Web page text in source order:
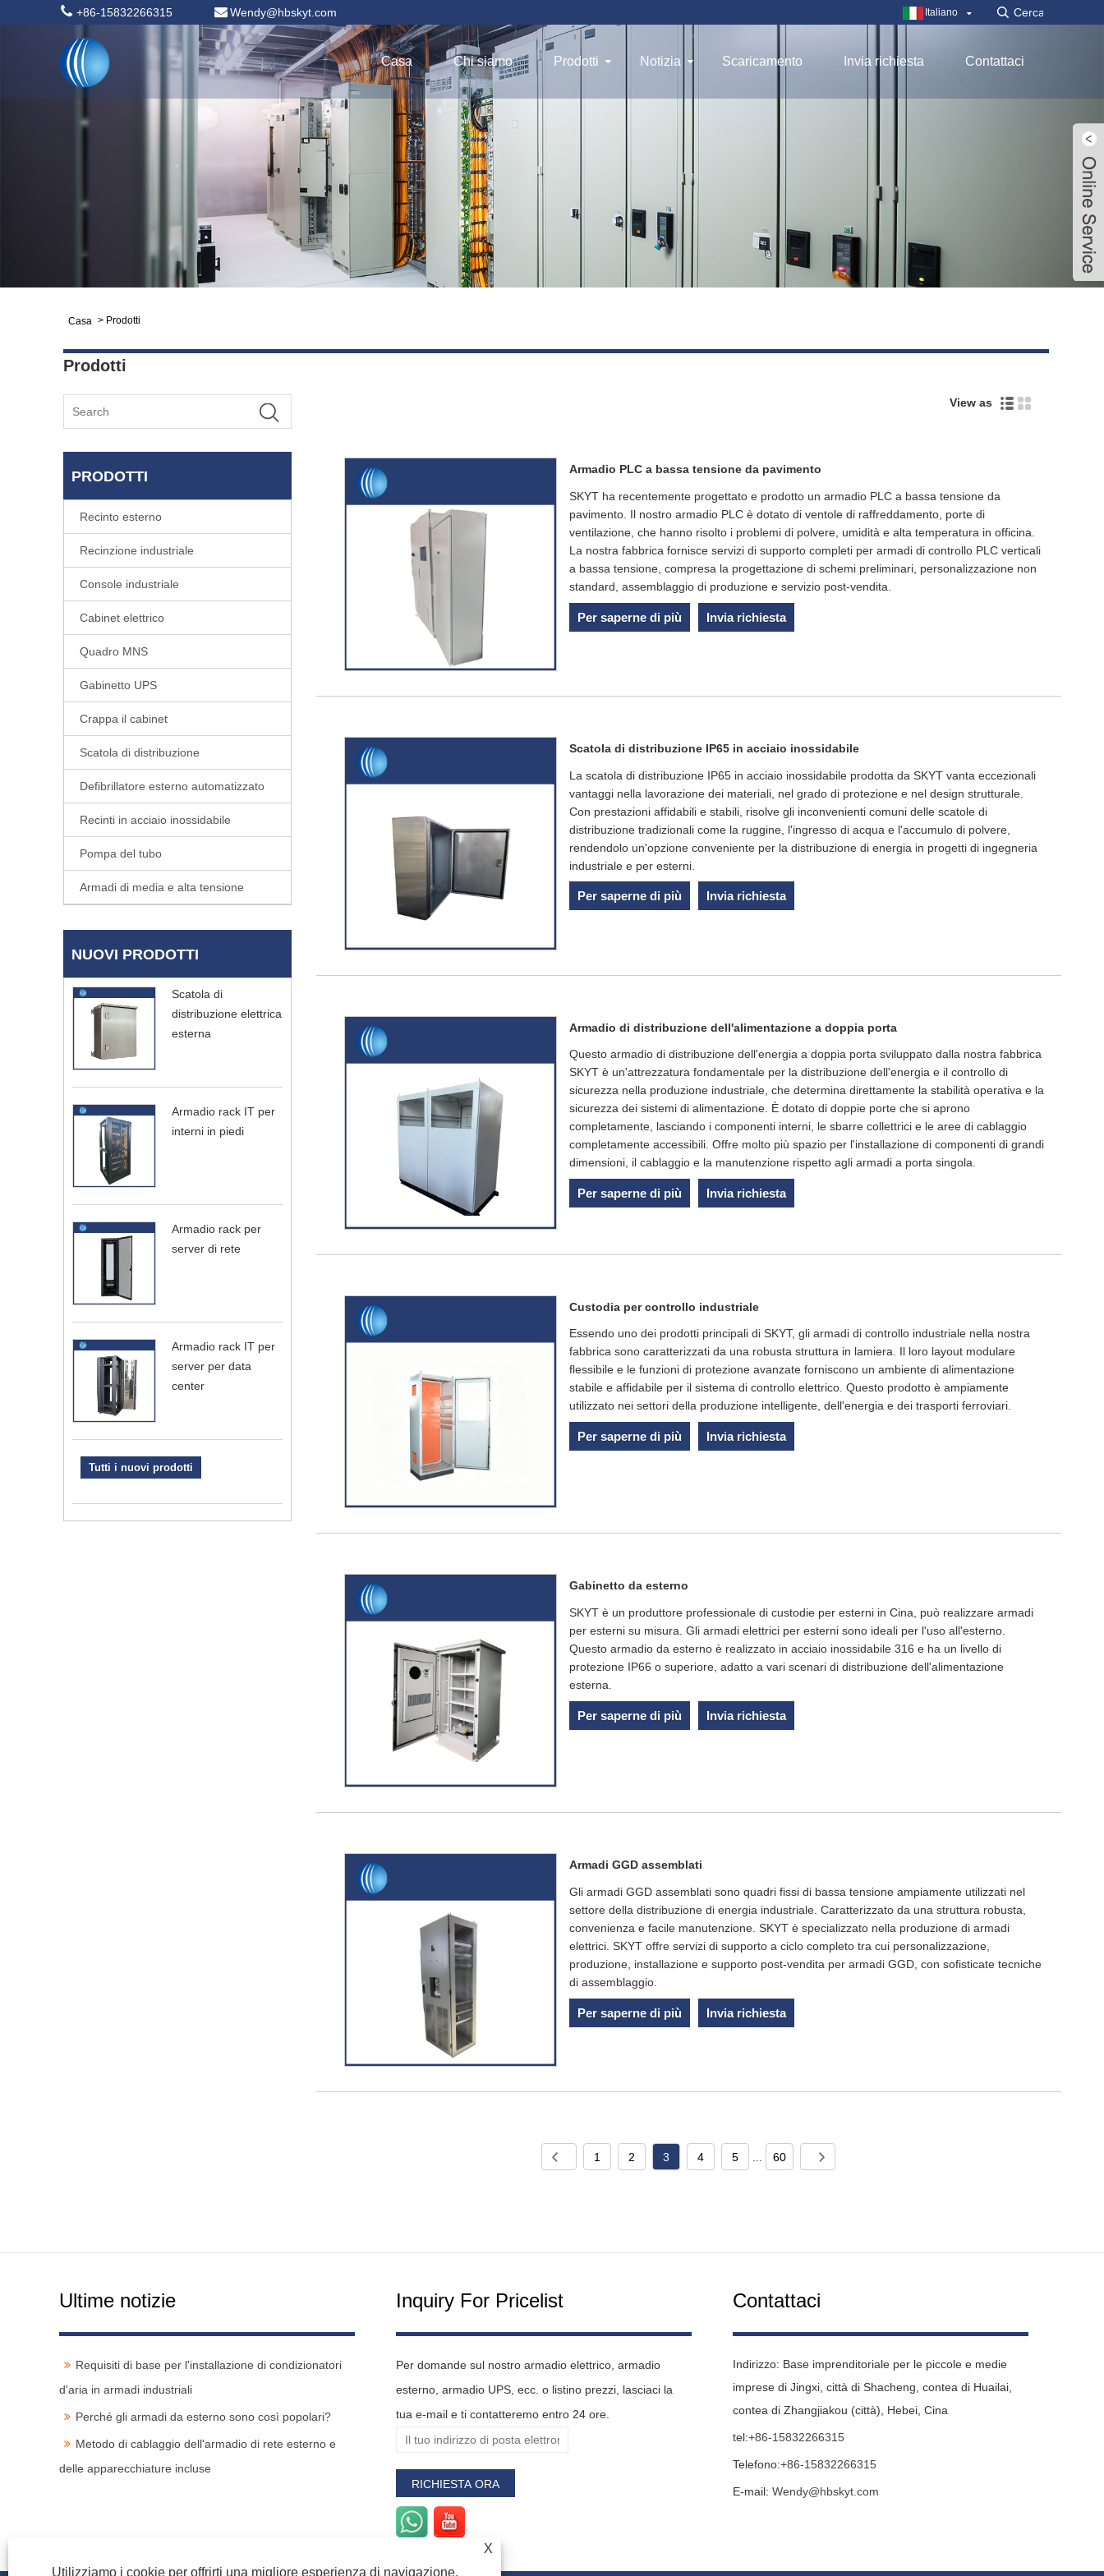
+86-15832266315 Wendy@hbskyt.com Italiano
Casa Chi siamo Prodotti Notizia Scaricamento Invia richiesta Contattaci
Casa > Prodotti
Prodotti
PRODOTTI
Recinto esterno
Recinzione industriale
Console industriale
Cabinet elettrico
Quadro MNS
Gabinetto UPS
Crappa il cabinet
Scatola di distribuzione
Defibrillatore esterno automatizzato
Recinti in acciaio inossidabile
Pompa del tubo
Armadi di media e alta tensione
NUOVI PRODOTTI
Scatola di
distribuzione elettrica
esterna
Armadio rack IT per
interni in piedi
Armadio rack per
server di rete
Armadio rack IT per
server per data
center
Tutti i nuovi prodotti
View as
Armadio PLC a bassa tensione da pavimento
SKYT ha recentemente progettato e prodotto un armadio PLC a bassa tensione da
pavimento. Il nostro armadio PLC è dotato di ventole di raffreddamento, porte di
ventilazione, che hanno risolto i problemi di polvere, umidità e alta temperatura in officina.
La nostra fabbrica fornisce servizi di supporto completi per armadi di controllo PLC verticali
a bassa tensione, compresa la progettazione di schemi preliminari, personalizzazione non
standard, assemblaggio di produzione e servizio post-vendita.
Per saperne di più Invia richiesta
Scatola di distribuzione IP65 in acciaio inossidabile
La scatola di distribuzione IP65 in acciaio inossidabile prodotta da SKYT vanta eccezionali
vantaggi nella lavorazione dei materiali, nel grado di protezione e nel design strutturale.
Con prestazioni affidabili e stabili, risolve gli inconvenienti comuni delle scatole di
distribuzione tradizionali come la ruggine, l'ingresso di acqua e l'accumulo di polvere,
rendendolo un'opzione conveniente per la distribuzione di energia in progetti di ingegneria
industriale e per esterni.
Per saperne di più Invia richiesta
Armadio di distribuzione dell'alimentazione a doppia porta
Questo armadio di distribuzione dell'energia a doppia porta sviluppato dalla nostra fabbrica
SKYT è un'attrezzatura fondamentale per la distribuzione dell'energia e il controllo di
sicurezza nella produzione industriale, che determina direttamente la stabilità operativa e la
sicurezza dei sistemi di alimentazione. È dotato di doppie porte che si aprono
completamente, lasciando i componenti interni, le sbarre collettrici e le aree di cablaggio
completamente accessibili. Offre molto più spazio per l'installazione di componenti di grandi
dimensioni, il cablaggio e la manutenzione rispetto agli armadi a porta singola.
Per saperne di più Invia richiesta
Custodia per controllo industriale
Essendo uno dei prodotti principali di SKYT, gli armadi di controllo industriale nella nostra
fabbrica sono caratterizzati da una robusta struttura in lamiera. Il loro layout modulare
flessibile e le funzioni di protezione avanzate forniscono un ambiente di alimentazione
stabile e affidabile per il sistema di controllo elettrico. Questo prodotto è ampiamente
utilizzato nei settori della produzione intelligente, dell'energia e dei trasporti ferroviari.
Per saperne di più Invia richiesta
Gabinetto da esterno
SKYT è un produttore professionale di custodie per esterni in Cina, può realizzare armadi
per esterni su misura. Gli armadi elettrici per esterni sono ideali per l'uso all'esterno.
Questo armadio da esterno è realizzato in acciaio inossidabile 316 e ha un livello di
protezione IP66 o superiore, adatto a vari scenari di distribuzione dell'alimentazione
esterna.
Per saperne di più Invia richiesta
Armadi GGD assemblati
Gli armadi GGD assemblati sono quadri fissi di bassa tensione ampiamente utilizzati nel
settore della distribuzione di energia industriale. Caratterizzato da una struttura robusta,
convenienza e facile manutenzione. SKYT è specializzato nella produzione di armadi
elettrici. SKYT offre servizi di supporto a ciclo completo tra cui personalizzazione,
produzione, installazione e supporto post-vendita per armadi GGD, con sofisticate tecniche
di assemblaggio.
Per saperne di più Invia richiesta
1 2 3 4 5 60
Ultime notizie
Requisiti di base per l'installazione di condizionatori
d'aria in armadi industriali
Perché gli armadi da esterno sono così popolari?
Metodo di cablaggio dell'armadio di rete esterno e
delle apparecchiature incluse
Inquiry For Pricelist
Per domande sul nostro armadio elettrico, armadio
esterno, armadio UPS, ecc. o listino prezzi, lasciaci la
tua e-mail e ti contatteremo entro 24 ore.
Contattaci
Indirizzo: Base imprenditoriale per le piccole e medie
imprese di Jingxi, città di Shacheng, contea di Huailai,
contea di Zhangjiakou (città), Hebei, Cina
tel:+86-15832266315
Telefono:+86-15832266315
E-mail: Wendy@hbskyt.com
X
Utilizziamo i cookie per offrirti una migliore esperienza di navigazione,